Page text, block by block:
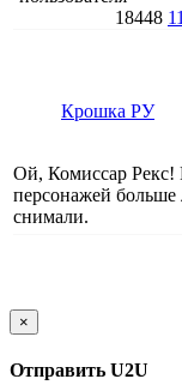
18448
Крошка РУ
Ой, Комиссар Рекс!
персонажей больше
снимали.
×
Отправить U2U